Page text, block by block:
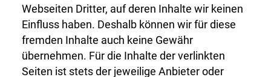
Webseiten Dritter, auf deren Inhalte wir keinen
Einfluss haben. Deshalb können wir für diese
fremden Inhalte auch keine Gewähr
übernehmen. Für die Inhalte der verlinkten
Seiten ist stets der jeweilige Anbieter oder